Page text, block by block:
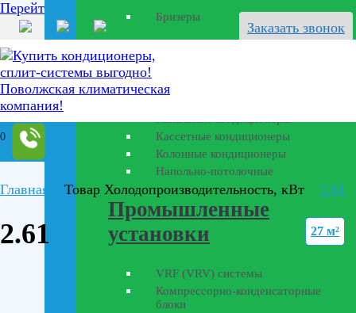
Перейти к содержанию
Заказать звонок
0
Бризеры
Полупромышленные
кондиционеры
Кассетные кондиционеры
Колонные кондиционеры
Напольно-потолочные
Промышленные
установки
VRF (VRV) системы
Компрессорно-конденсаторные
блоки
Главная Товар Холодопроизводительность, кВт 2.61
2.61 27 м²